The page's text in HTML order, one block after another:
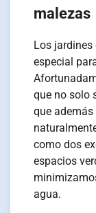
malezas
Los
especial
que no solo
que
como dos
espacios
agua.